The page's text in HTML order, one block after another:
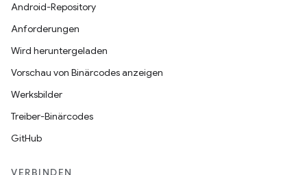
Android-Repository
Anforderungen
Wird heruntergeladen
Vorschau von Binärcodes anzeigen
Werksbilder
Treiber-Binärcodes
GitHub
VERBINDEN